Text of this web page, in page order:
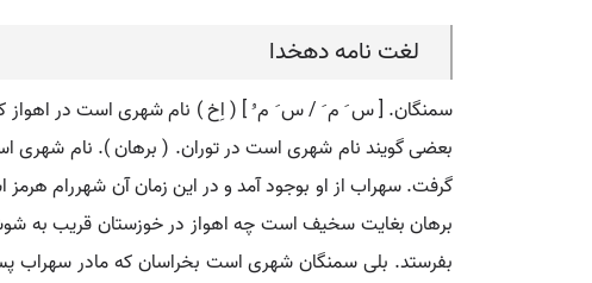
لغت نامه دهخدا
سمنگان. [ س َ م َ / س َ م ُ ] ( اِخ ) نام شهری است در اهواز که
بعضی گویند نام شهری است در توران. ( برهان ). نام شهری
گرفت. سهراب از او بوجود آمد و در این زمان آن شهررام
برهان بغایت سخیف است چه اهواز در خوزستان قریب به
بفرستد. بلی سمنگان شهری است بخراسان که مادر سهراب